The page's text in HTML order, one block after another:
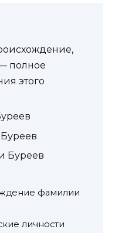
полное
этого
Буреев
фамилии
личности